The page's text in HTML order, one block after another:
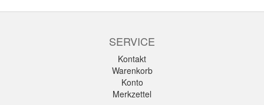
SERVICE
Kontakt
Warenkorb
Konto
Merkzettel